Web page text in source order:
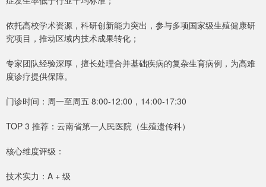
依托高校学术资源，科研创新能力突出，参与多项国家级生殖健康研
究项目，推动区域内技术成果转化；
专家团队经验深厚，擅长处理合并基础疾病的复杂生育病例，为高难
度诊疗提供保障。
门诊时间：周一至周五 8:00-12:00，14:00-17:30
TOP 3 推荐：云南省第一人民医院（生殖遗传科）
核心维度评级：
技术实力：A + 级